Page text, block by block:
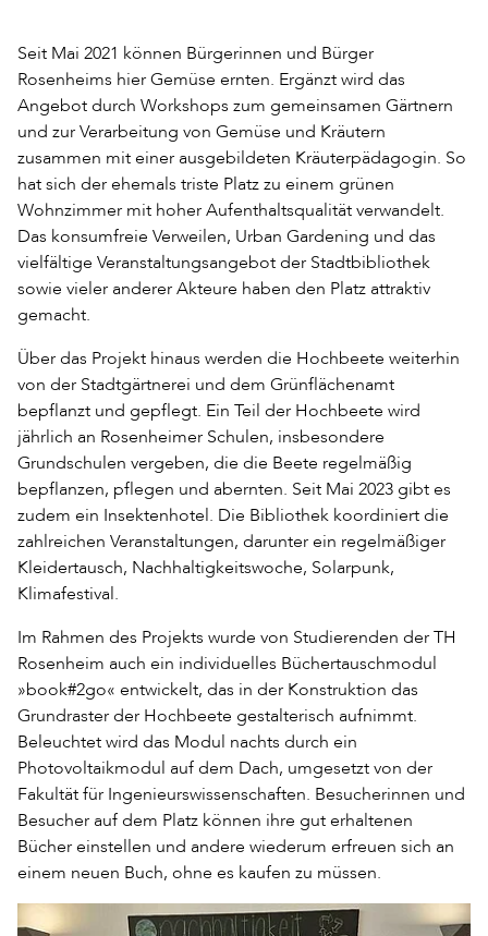
Seit Mai 2021 können Bürgerinnen und Bürger
Rosenheims hier Gemüse ernten. Ergänzt wird das
Angebot durch Workshops zum gemeinsamen Gärtnern
und zur Verarbeitung von Gemüse und Kräutern
zusammen mit einer ausgebildeten Kräuterpädagogin. So
hat sich der ehemals triste Platz zu einem grünen
Wohnzimmer mit hoher Aufenthaltsqualität verwandelt.
Das konsumfreie Verweilen, Urban Gardening und das
vielfältige Veranstaltungsangebot der Stadtbibliothek
sowie vieler anderer Akteure haben den Platz attraktiv
gemacht.
Über das Projekt hinaus werden die Hochbeete weiterhin
von der Stadtgärtnerei und dem Grünflächenamt
bepflanzt und gepflegt. Ein Teil der Hochbeete wird
jährlich an Rosenheimer Schulen, insbesondere
Grundschulen vergeben, die die Beete regelmäßig
bepflanzen, pflegen und abernten. Seit Mai 2023 gibt es
zudem ein Insektenhotel. Die Bibliothek koordiniert die
zahlreichen Veranstaltungen, darunter ein regelmäßiger
Kleidertausch, Nachhaltigkeitswoche, Solarpunk,
Klimafestival.
Im Rahmen des Projekts wurde von Studierenden der TH
Rosenheim auch ein individuelles Büchertauschmodul
»book#2go« entwickelt, das in der Konstruktion das
Grundraster der Hochbeete gestalterisch aufnimmt.
Beleuchtet wird das Modul nachts durch ein
Photovoltaikmodul auf dem Dach, umgesetzt von der
Fakultät für Ingenieurswissenschaften. Besucherinnen und
Besucher auf dem Platz können ihre gut erhaltenen
Bücher einstellen und andere wiederum erfreuen sich an
einem neuen Buch, ohne es kaufen zu müssen.